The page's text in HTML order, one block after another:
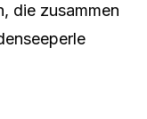
die zusammen